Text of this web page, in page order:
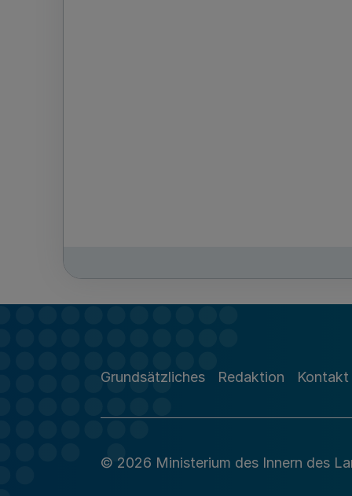
Grundsätzliches Redaktion Kontakt
© 2026 Ministerium des Innern des